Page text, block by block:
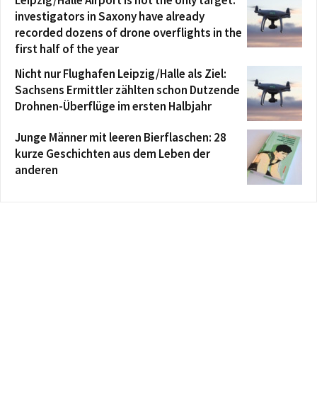
investigators in Saxony have already
recorded dozens of drone overflights in the
first half of the year
Nicht nur Flughafen Leipzig/Halle als Ziel:
Sachsens Ermittler zählten schon Dutzende
Drohnen-Überflüge im ersten Halbjahr
Junge Männer mit leeren Bierflaschen: 28
kurze Geschichten aus dem Leben der
anderen